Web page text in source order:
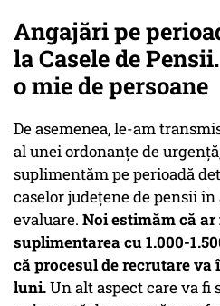
Angajări pe
la Casele de
o mie de persoane
De asemenea, le-am
al unei ordonanțe de
suplimentăm pe perioadă
caselor județene de pensii în
evaluare. Noi estimăm că ar
suplimentarea cu 1.000-
că procesul de recrutare
luni.Un alt aspect care va fi